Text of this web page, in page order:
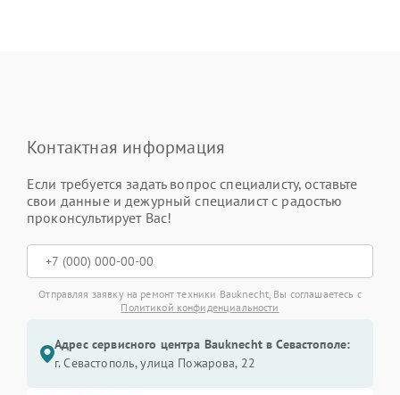
Контактная информация
Если требуется задать вопрос специалисту, оставьте
свои данные и дежурный специалист с радостью
проконсультирует Вас!
Отправляя заявку на ремонт техники Bauknecht, Вы соглашаетесь с
Политикой конфиденциальности
Адрес сервисного центра Bauknecht в Севастополе:
г. Севастополь, улица Пожарова, 22